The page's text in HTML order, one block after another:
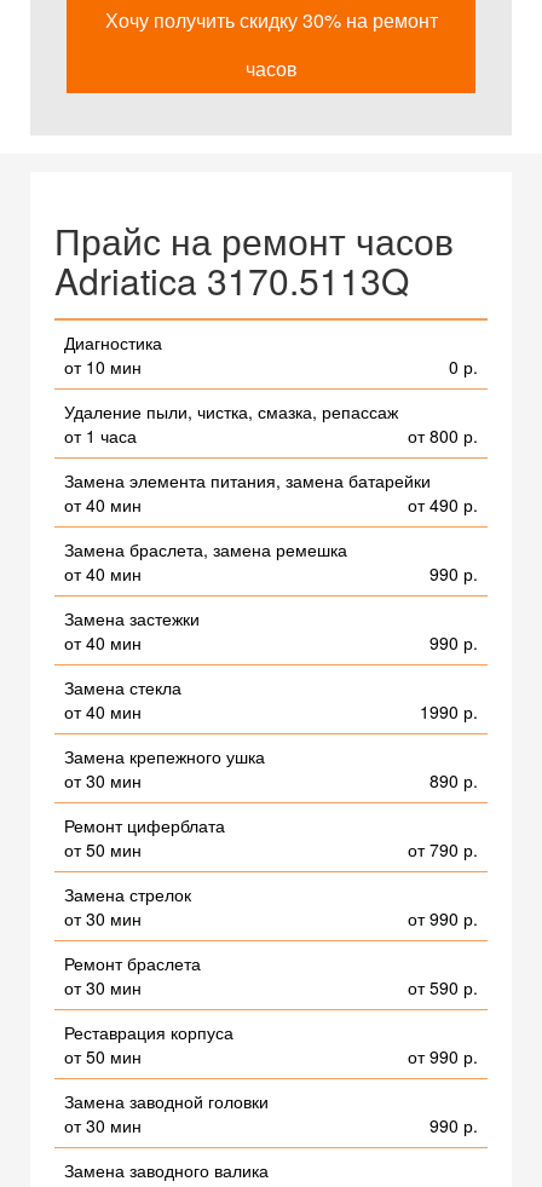
Хочу получить скидку 30% на ремонт
часов
Прайс на ремонт часов
Adriatica 3170.5113Q
Диагностика
от 10 мин
0 р.
Удаление пыли, чистка, смазка, репассаж
от 1 часа
от 800 р.
Замена элемента питания, замена батарейки
от 40 мин
от 490 р.
Замена браслета, замена ремешка
от 40 мин
990 р.
Замена застежки
от 40 мин
990 р.
Замена стекла
от 40 мин
1990 р.
Замена крепежного ушка
от 30 мин
890 р.
Ремонт циферблата
от 50 мин
от 790 р.
Замена стрелок
от 30 мин
от 990 р.
Ремонт браслета
от 30 мин
от 590 р.
Реставрация корпуса
от 50 мин
от 990 р.
Замена заводной головки
от 30 мин
990 р.
Замена заводного валика